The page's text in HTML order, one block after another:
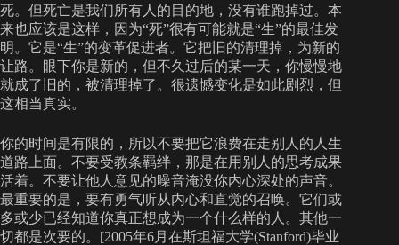
死。但死亡是我们所有人的目的地，没有谁跑掉过。本
来也应该是这样，因为“死”很有可能就是“生”的最佳发
明。它是“生”的变革促进者。它把旧的清理掉，为新的
让路。眼下你是新的，但不久过后的某一天，你慢慢地
就成了旧的，被清理掉了。很遗憾变化是如此剧烈，但
这相当真实。
你的时间是有限的，所以不要把它浪费在走别人的人生
道路上面。不要受教条羁绊，那是在用别人的思考成果
活着。不要让他人意见的噪音淹没你内心深处的声音。
最重要的是，要有勇气听从内心和直觉的召唤。它们或
多或少已经知道你真正想成为一个什么样的人。其他一
切都是次要的。[2005年6月在斯坦福大学(Stanford)毕业